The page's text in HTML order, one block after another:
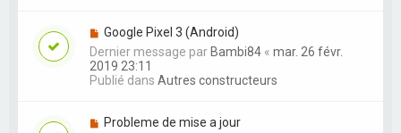
Google Pixel 3 (Android)
Dernier message parBambi84 « mar. 26 févr.
2019 23:11
Publié dans Autres constructeurs
Probleme de mise a jour